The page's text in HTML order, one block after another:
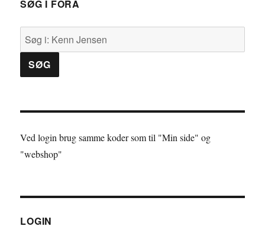
SØG I FORA
Ved login brug samme koder som til "Min side" og
"webshop"
LOGIN